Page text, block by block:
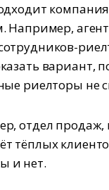
Например,
вариант,
риелторы не
отдел
тёплых
и нет.